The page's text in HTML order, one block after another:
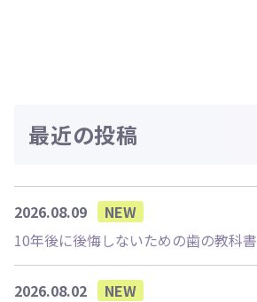
最近の投稿
2026.08.09
NEW
10年後に後悔しないための歯の教科書
2026.08.02
NEW